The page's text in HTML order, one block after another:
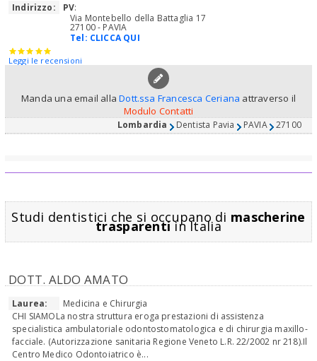
Indirizzo:
PV:
Via Montebello della Battaglia 17
27100 - PAVIA
Tel: CLICCA QUI
Leggi le recensioni
Manda una email allaDott.ssa Francesca Ceriana attraverso il
Modulo Contatti
Lombardia Dentista Pavia PAVIA 27100
Studi dentistici che si occupano di mascherine
trasparentiin Italia
DOTT. ALDO AMATO
Laurea:
Medicina e Chirurgia
CHI SIAMOLa nostra struttura eroga prestazioni di assistenza
specialistica ambulatoriale odontostomatologica e di chirurgia maxillo-
facciale. (Autorizzazione sanitaria Regione Veneto L.R. 22/2002 nr 218).Il
Centro Medico Odontoiatrico è...